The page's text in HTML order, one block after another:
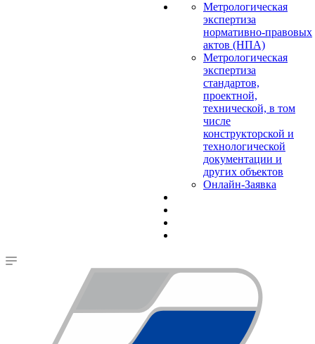
Метрологическая
экспертиза
нормативно-правовых
актов (НПА)
Метрологическая
экспертиза
стандартов,
проектной,
технической, в том
числе
конструкторской и
технологической
документации и
других объектов
Онлайн-Заявка